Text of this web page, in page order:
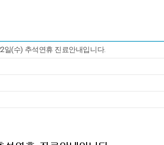
일(수) 추석연휴 진료안내입니다.